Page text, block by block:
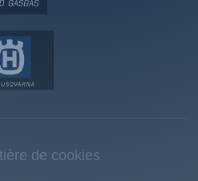
de cookies